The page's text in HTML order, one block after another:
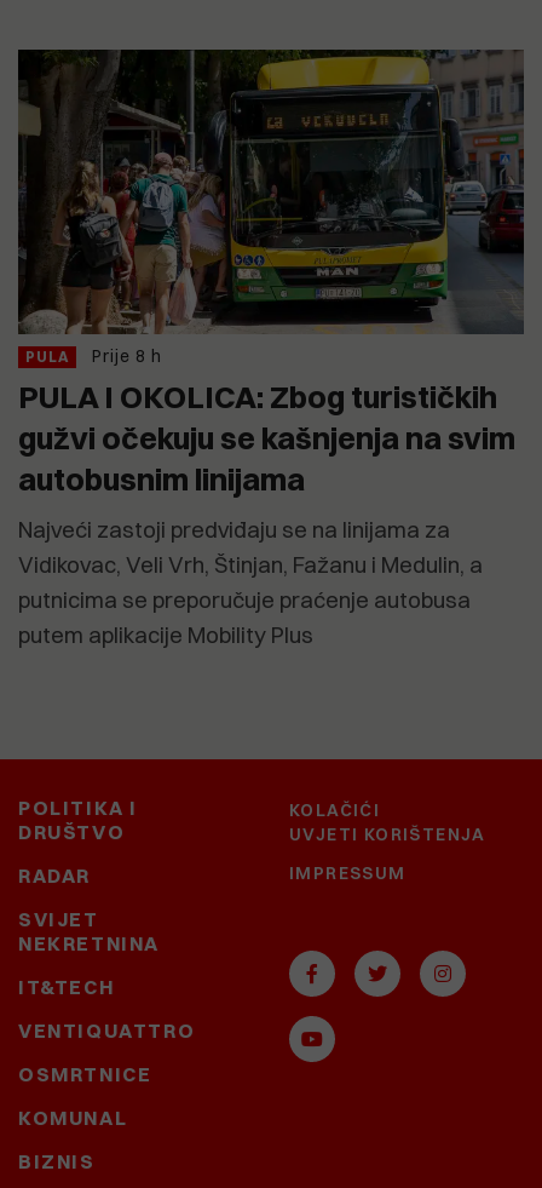
PULA Prije 8 h
PULA I OKOLICA: Zbog turističkih
gužvi očekuju se kašnjenja na svim
autobusnim linijama
Najveći zastoji predviđaju se na linijama za
Vidikovac, Veli Vrh, Štinjan, Fažanu i Medulin, a
putnicima se preporučuje praćenje autobusa
putem aplikacije Mobility Plus
POLITIKA I
DRUŠTVO
RADAR
SVIJET
NEKRETNINA
IT&TECH
VENTIQUATTRO
OSMRTNICE
KOMUNAL
BIZNIS
KOLAČIĆI
UVJETI KORIŠTENJA
IMPRESSUM